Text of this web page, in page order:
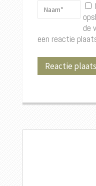
de
een reactie